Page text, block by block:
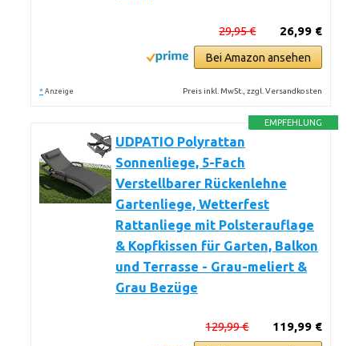
26,99 €
29,95 €
Bei Amazon ansehen
* Anzeige Preis inkl. MwSt., zzgl. Versandkosten
EMPFEHLUNG
UDPATIO Polyrattan
Sonnenliege, 5-Fach
Verstellbarer Rückenlehne
Gartenliege, Wetterfest
Rattanliege mit Polsterauflage
& Kopfkissen für Garten, Balkon
und Terrasse - Grau-meliert &
Grau Bezüge
119,99 €
129,99 €